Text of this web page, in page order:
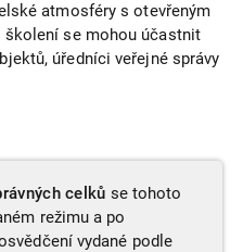
atmosféry s otevřeným
se mohou účastnit
úředníci veřejné správy
celků se tohoto
režimu a po
vydané podle